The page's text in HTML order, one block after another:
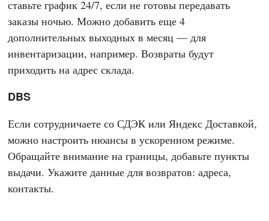
ставьте график 24/7, если не готовы передавать
заказы ночью. Можно добавить еще 4
дополнительных выходных в месяц — для
инвентаризации, например. Возвраты будут
приходить на адрес склада.
DBS
Если сотрудничаете со СДЭК или Яндекс Доставкой,
можно настроить нюансы в ускоренном режиме.
Обращайте внимание на границы, добавьте пункты
выдачи. Укажите данные для возвратов: адреса,
контакты.